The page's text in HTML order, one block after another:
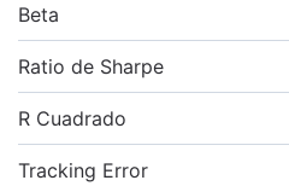
Beta
Ratio de Sharpe
R Cuadrado
Tracking Error